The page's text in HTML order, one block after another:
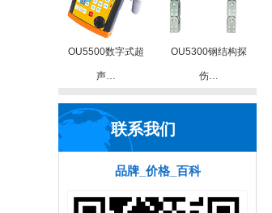
OU5500数字式超
声…
OU5300钢结构探
伤…
联系我们
品牌_价格_百科